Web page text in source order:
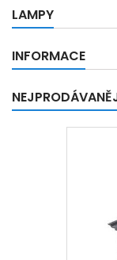
LAMPY
INFORMACE